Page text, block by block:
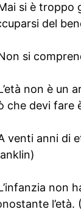
si è troppo
del
si
non è un
che devi fare
venti anni di
non
l’età.